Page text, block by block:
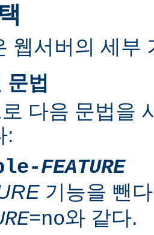
웹서버의 세부
문법
다음 문법을
:
FEATURE
기능을 뺀
=no와 같다.